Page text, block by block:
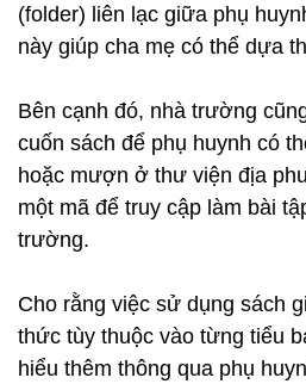
(folder) liên lạc giữa phụ
này giúp cha mẹ có thể dựa
Bên cạnh đó, nhà trường
cuốn sách để phụ huynh có
hoặc mượn ở thư viện địa
một mã để truy cập làm bài
trường.
Cho rằng việc sử dụng sách
thức tùy thuộc vào từng tiểu
hiểu thêm thông qua phụ